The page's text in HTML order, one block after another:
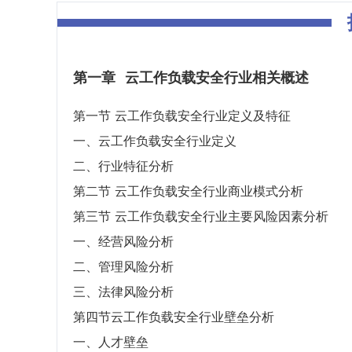
第一章 云工作负载安全行业相关概述
第一节 云工作负载安全行业定义及特征
一、云工作负载安全行业定义
二、行业特征分析
第二节 云工作负载安全行业商业模式分析
第三节 云工作负载安全行业主要风险因素分析
一、经营风险分析
二、管理风险分析
三、法律风险分析
第四节云工作负载安全行业壁垒分析
一、人才壁垒